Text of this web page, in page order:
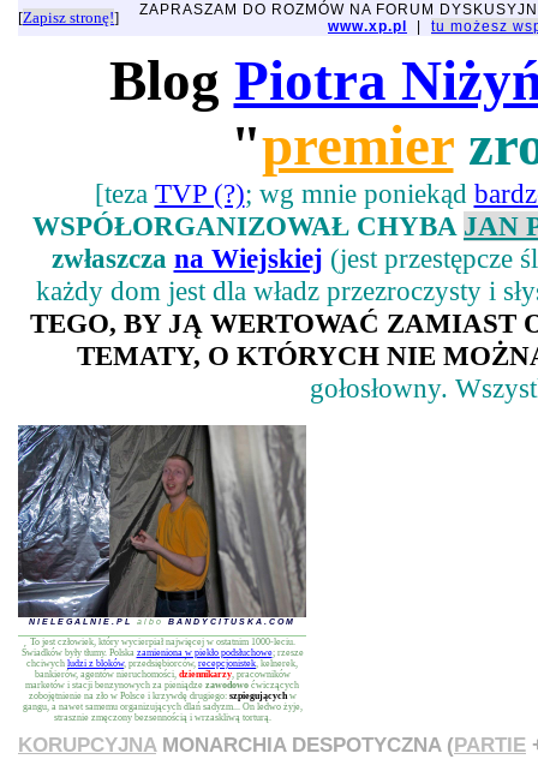
[Zapisz stronę!]
ZAPRASZAM DO ROZMÓW NA FORUM
www.xp.pl
tu możesz
Blog Piotra
"premier
[teza TVP (?); wg mnie poniekąd
WSPÓŁORGANIZOWAŁ CHYBA JAN
zwłaszcza na Wiejskiej (jest przestępcze
każdy dom jest dla władz przezroczysty i
TEGO, BY JĄ WERTOWAĆ
TEMATY, O KTÓRYCH NIE
gołosłowny.
NIELEGALNIE.PL albo BANDYCITUSKA.COM
To jest człowiek, który wycierpiał najwięcej w ostatnim 1000-leciu.
Świadków były tłumy. Polska zamieniona w piekło podsłuchowe; rzesze
chciwych ludzi z bloków, przedsiębiorców, recepcjonistek, kelnerek,
bankierów, agentów nieruchomości, dziennikarzy, pracowników
marketów i stacji benzynowych za pieniądze zawodowo ćwiczących
zobojętnienie na zło w Polsce i krzywdę drugiego: szpiegującychw
gangu, a nawet samemu organizujących dlań sadyzm... On ledwo żyje,
strasznie zmęczony bezsennością i wrzaskliwą torturą.
KORUPCYJNAMONARCHIA DESPOTYCZNA (PARTIE